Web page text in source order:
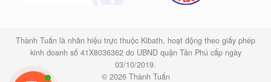
Thành Tuấn là nhãn hiệu trực thuộc Kibath, hoạt động theo giấy phép
kinh doanh số 41X8036362 do UBND quận Tân Phú cấp ngày
03/10/2019.
© 2026 Thành Tuấn